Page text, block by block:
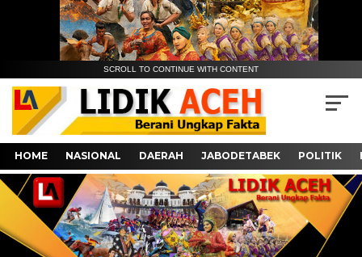
SCROLL TO CONTINUE WITH CONTENT
HOME NASIONAL DAERAH JABODETABEK POLITIK